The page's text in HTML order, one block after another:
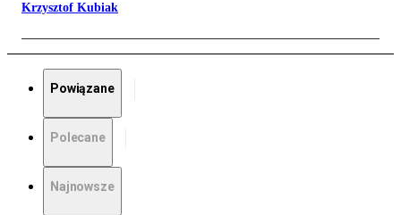
Krzysztof Kubiak
Powiązane
Polecane
Najnowsze